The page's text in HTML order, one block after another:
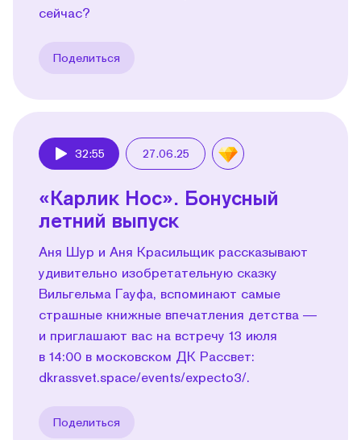
сейчас?
Поделиться
32:55 27.06.25
«Карлик Нос». Бонусный
летний выпуск
Аня Шур и Аня Красильщик рассказывают
удивительно изобретательную сказку
Вильгельма Гауфа, вспоминают самые
страшные книжные впечатления детства —
и приглашают вас на встречу 13 июля
в 14:00 в московском ДК Рассвет:
dkrassvet.space/events/expecto3/.
Поделиться